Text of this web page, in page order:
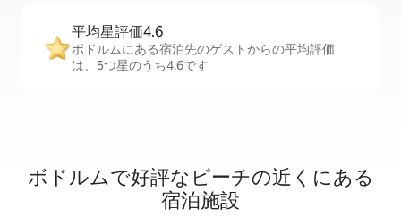
平均星評価4.6
ボドルムにある宿泊先のゲストからの平均評価
は、5つ星のうち4.6です
ボドルムで好評なビーチの近くにある
宿泊施設